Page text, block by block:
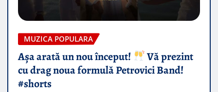
MUZICA POPULARA
Așa arată un nou început!
Vă prezint
cu drag noua formulă Petrovici Band!
#shorts